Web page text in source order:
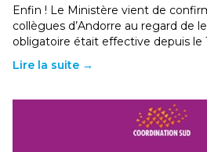
Enfin ! Le Ministère vient de
collègues d’Andorre au regard de
obligatoire était effective depuis le
Lire la suite →